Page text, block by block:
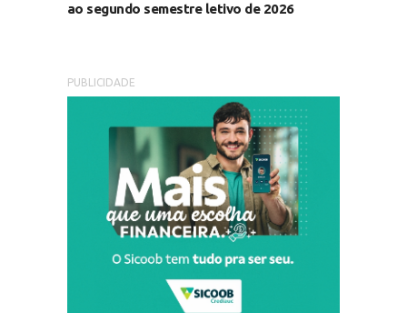
ao segundo semestre letivo de 2026
PUBLICIDADE